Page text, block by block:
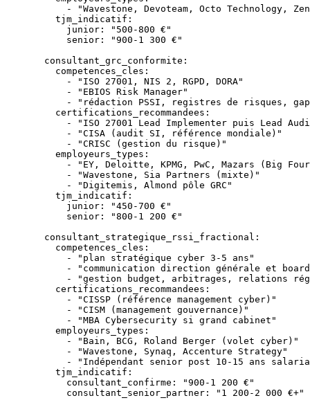
      -
"Wavestone, Devoteam, Octo Technology,
    tjm_indicatif
:
      junior
:
"500-800 €"
      senior
:
"900-1 300 €"
  consultant_grc_conformite
:
    competences_cles
:
      -
"ISO 27001, NIS 2, RGPD, DORA"
      -
"EBIOS Risk Manager"
      -
"rédaction PSSI, registres de risques,
    certifications_recommandees
:
      -
"ISO 27001 Lead Implementer puis Lead
      -
"CISA (audit SI, référence mondiale)"
      -
"CRISC (gestion du risque)"
    employeurs_types
:
      -
"EY, Deloitte, KPMG, PwC, Mazars (Big
      -
"Wavestone, Sia Partners (mixte)"
      -
"Digitemis, Almond pôle GRC"
    tjm_indicatif
:
      junior
:
"450-700 €"
      senior
:
"800-1 200 €"
  consultant_strategique_rssi_fractional
:
    competences_cles
:
      -
"plan stratégique cyber 3-5 ans"
      -
"communication direction générale et
      -
"gestion budget, arbitrages, relations
    certifications_recommandees
:
      -
"CISSP (référence management cyber)"
      -
"CISM (management gouvernance)"
      -
"MBA Cybersecurity si grand cabinet"
    employeurs_types
:
      -
"Bain, BCG, Roland Berger (volet cyber)"
      -
"Wavestone, Synaq, Accenture Strategy"
      -
"Indépendant senior post 10-15 ans
    tjm_indicatif
:
      consultant_confirme
:
"900-1 200 €"
      consultant_senior_partner
:
"1 200-2 000 €+"